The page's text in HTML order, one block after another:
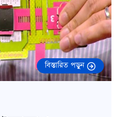
বিস্তারিত পড়ুন